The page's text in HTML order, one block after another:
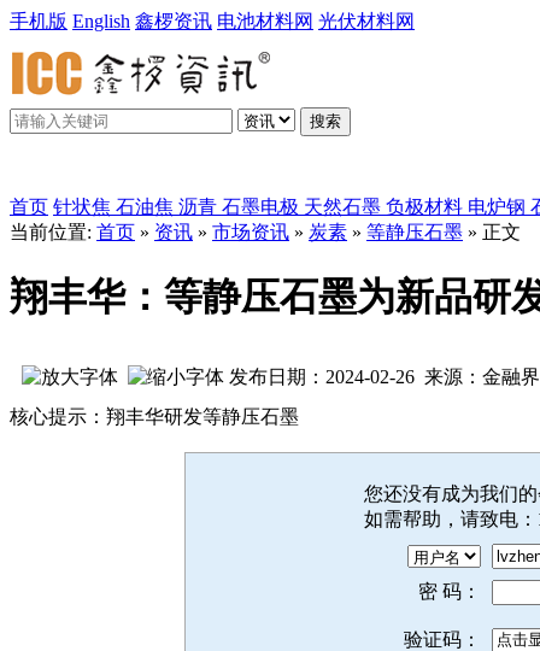
手机版 English 鑫椤资讯 电池材料网 光伏材料网
搜索
首页 针状焦 石油焦 沥青 石墨电极 天然石墨 负极材料 电炉钢
当前位置: 首页 » 资讯 » 市场资讯 » 炭素 » 等静压石墨 » 正文
翔丰华：等静压石墨为新品研
发布日期：2024-02-26 来源：金融
核心提示：翔丰华研发等静压石墨
您还没有成为我们
如需帮助，请致电：
密 码：
验证码：